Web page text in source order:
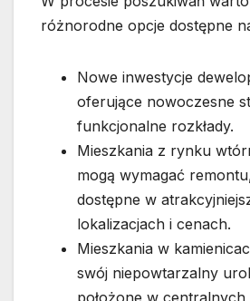
różnorodne opcje dostępne
Nowe inwestycje
oferujące nowoczesne
funkcjonalne rozkłady.
Mieszkania z rynku
mogą wymagać
dostępne w
lokalizacjach i cenach.
Mieszkania w
swój niepowtarzalny